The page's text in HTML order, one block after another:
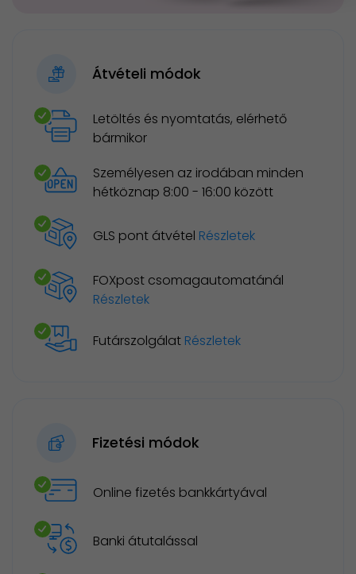
Átvételi módok
Letöltés és nyomtatás, elérhető
bármikor
Személyesen az irodában minden
hétköznap 8:00 - 16:00 között
GLS pont átvétel Részletek
FOXpost csomagautomatánál
Részletek
Futárszolgálat Részletek
Fizetési módok
Online fizetés bankkártyával
Banki átutalással